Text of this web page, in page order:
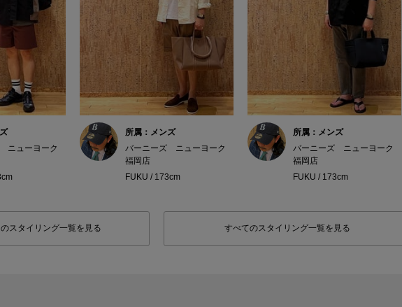
ニューヨーク
所属：メンズ
バーニーズ ニューヨーク
福岡店
FUKU / 173cm
所属：メンズ
バーニーズ ニューヨーク
福岡店
FUKU / 173cm
スタイリング一覧を見る すべてのスタイリング一覧を見る